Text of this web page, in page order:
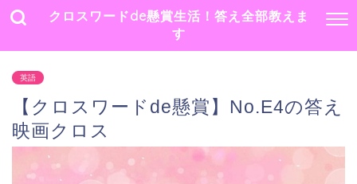
クロスワードde懸賞生活！答え全部教えま
す
英語
【クロスワードde懸賞】No.E4の答え
映画クロス